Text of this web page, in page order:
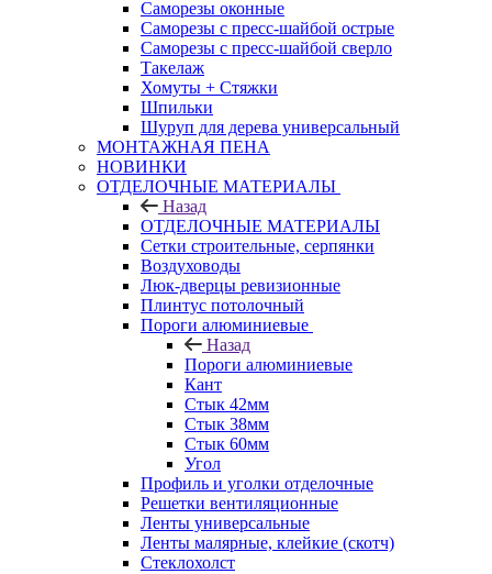
Саморезы оконные
Саморезы с пресс-шайбой острые
Саморезы с пресс-шайбой сверло
Такелаж
Хомуты + Стяжки
Шпильки
Шуруп для дерева универсальный
МОНТАЖНАЯ ПЕНА
НОВИНКИ
ОТДЕЛОЧНЫЕ МАТЕРИАЛЫ
Назад
ОТДЕЛОЧНЫЕ МАТЕРИАЛЫ
Сетки строительные, серпянки
Воздуховоды
Люк-дверцы ревизионные
Плинтус потолочный
Пороги алюминиевые
Назад
Пороги алюминиевые
Кант
Стык 42мм
Стык 38мм
Стык 60мм
Угол
Профиль и уголки отделочные
Решетки вентиляционные
Ленты универсальные
Ленты малярные, клейкие (скотч)
Стеклохолст